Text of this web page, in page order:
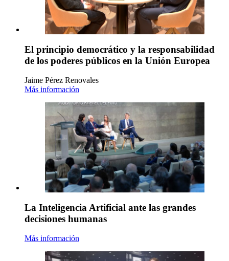
El principio democrático y la responsabilidad
de los poderes públicos en la Unión Europea
Jaime Pérez Renovales
Más información
La Inteligencia Artificial ante las grandes
decisiones humanas
Más información